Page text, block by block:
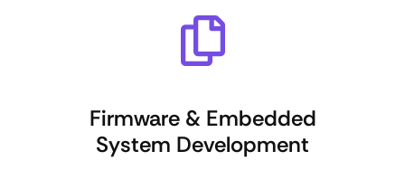
Firmware & Embedded
System Development